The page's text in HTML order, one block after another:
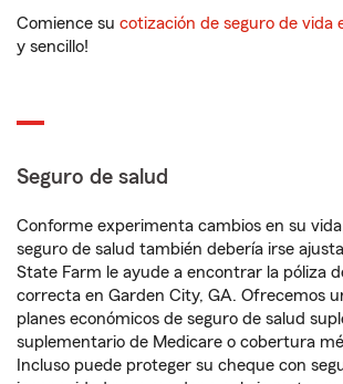
Comience su cotización de seguro de vida
y sencillo!
Seguro de salud
Conforme experimenta cambios en su
seguro de salud también debería irse
State Farm le ayude a encontrar la póliza
correcta en Garden City, GA. Ofrecemos
planes económicos de seguro de salud
suplementario de Medicare o cobertura
Incluso puede proteger su cheque con